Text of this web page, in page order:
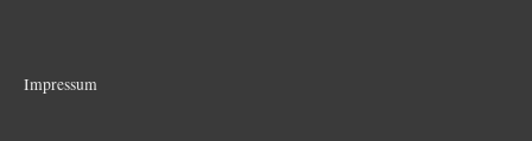
Impressum